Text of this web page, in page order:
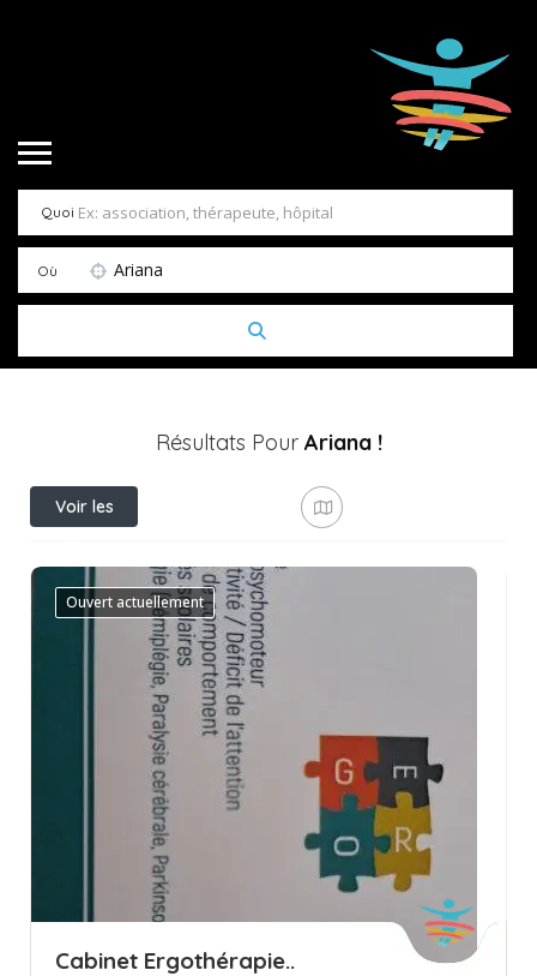
Quoi
Où Ariana
Résultats Pour Ariana !
Voir les
Ouvert actuellement
Cabinet Ergothérapie..